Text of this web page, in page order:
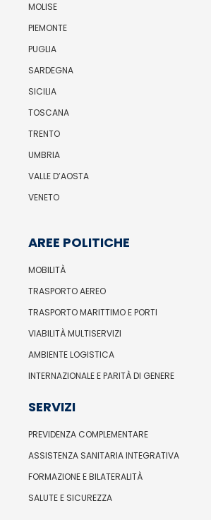
MOLISE
PIEMONTE
PUGLIA
SARDEGNA
SICILIA
TOSCANA
TRENTO
UMBRIA
VALLE D’AOSTA
VENETO
AREE POLITICHE
MOBILITÀ
TRASPORTO AEREO
TRASPORTO MARITTIMO E PORTI
VIABILITÀ MULTISERVIZI
AMBIENTE LOGISTICA
INTERNAZIONALE E PARITÀ DI GENERE
SERVIZI
PREVIDENZA COMPLEMENTARE
ASSISTENZA SANITARIA INTEGRATIVA
FORMAZIONE E BILATERALITÀ
SALUTE E SICUREZZA